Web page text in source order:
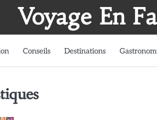
Voyage En
Conseils Destinations